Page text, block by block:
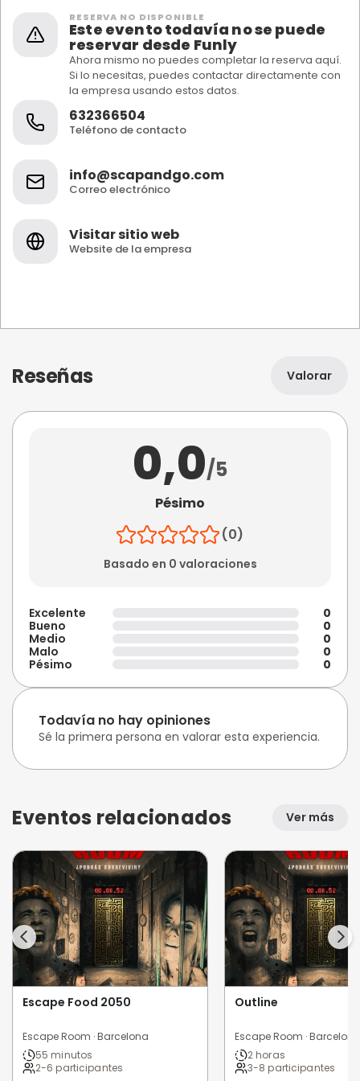
RESERVA NO DISPONIBLE
Este evento todavía no se puede
reservar desde Funly
Ahora mismo no puedes completar la reserva aquí.
Si lo necesitas, puedes contactar directamente con
la empresa usando estos datos.
632366504
Teléfono de contacto
info@scapandgo.com
Correo electrónico
Visitar sitio web
Website de la empresa
Reseñas Valorar
0,0/5
Pésimo
(0)
Basado en 0 valoraciones
Excelente
0
Bueno
0
Medio
0
Malo
0
Pésimo
0
Todavía no hay opiniones
Sé la primera persona en valorar esta experiencia.
Eventos relacionados Ver más
Escape Food 2050
Escape Room · Barcelona
55 minutos
2-6 participantes
Outline
Escape Room · Barcelona
2 horas
3-8 participantes